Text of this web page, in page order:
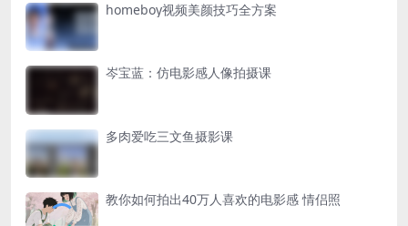
homeboy视频美颜技巧全方案
岑宝蓝：仿电影感人像拍摄课
多肉爱吃三文鱼摄影课
教你如何拍出40万人喜欢的电影感 情侣照